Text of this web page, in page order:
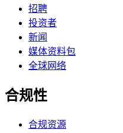
招聘
投资者
新闻
媒体资料包
全球网络
合规性
合规资源